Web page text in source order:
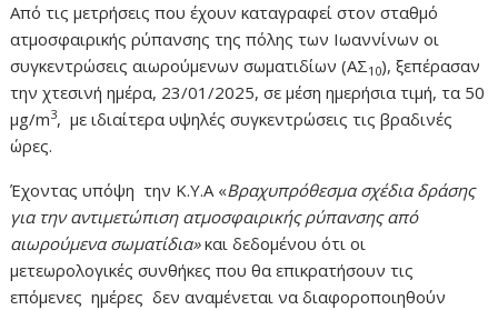
Από τις μετρήσεις που έχουν καταγραφεί στον σταθμό
ατμοσφαιρικής ρύπανσης της πόλης των Ιωαννίνων οι
συγκεντρώσεις αιωρούμενων σωματιδίων (ΑΣ10), ξεπέρασαν
την χτεσινή ημέρα, 23/01/2025, σε μέση ημερήσια τιμή, τα 50
μg/m3, με ιδιαίτερα υψηλές συγκεντρώσεις τις βραδινές
ώρες.
Έχοντας υπόψη την Κ.Υ.Α «Βραχυπρόθεσμα σχέδια δράσης
για την αντιμετώπιση ατμοσφαιρικής ρύπανσης από
αιωρούμενα σωματίδια»και δεδομένου ότι οι
μετεωρολογικές συνθήκες που θα επικρατήσουν τις
επόμενες ημέρες δεν αναμένεται να διαφοροποιηθούν